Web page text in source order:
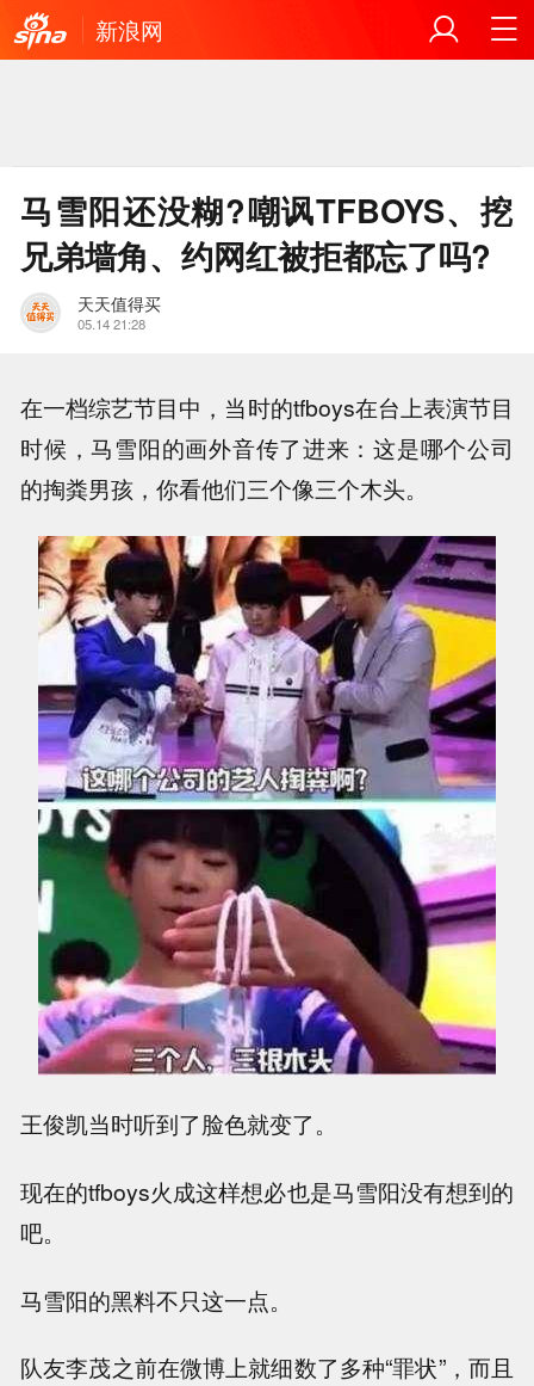
新浪网
马雪阳还没糊?嘲讽TFBOYS、挖
兄弟墙角、约网红被拒都忘了吗?
天天值得买
05.14 21:28
在一档综艺节目中，当时的tfboys在台上表演节目
时候，马雪阳的画外音传了进来：这是哪个公司
的掏粪男孩，你看他们三个像三个木头。
王俊凯当时听到了脸色就变了。
现在的tfboys火成这样想必也是马雪阳没有想到的
吧。
马雪阳的黑料不只这一点。
队友李茂之前在微博上就细数了多种“罪状”，而且